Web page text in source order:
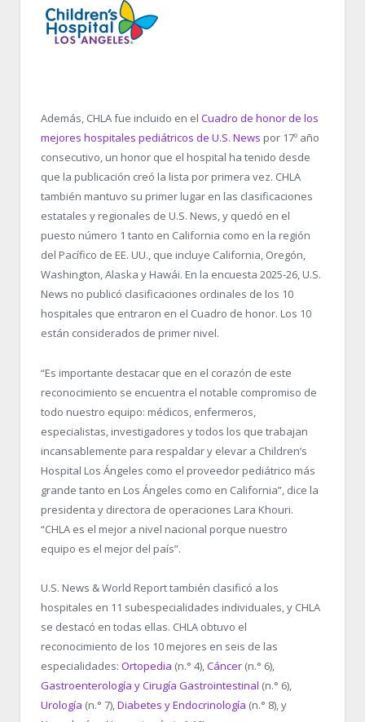
Además, CHLA fue incluido en el Cuadro de honor de los
mejores hospitales pediátricos de U.S. News por 17º año
consecutivo, un honor que el hospital ha tenido desde
que la publicación creó la lista por primera vez. CHLA
también mantuvo su primer lugar en las clasificaciones
estatales y regionales de U.S. News, y quedó en el
puesto número 1 tanto en California como en la región
del Pacífico de EE. UU., que incluye California, Oregón,
Washington, Alaska y Hawái. En la encuesta 2025-26, U.S.
News no publicó clasificaciones ordinales de los 10
hospitales que entraron en el Cuadro de honor. Los 10
están considerados de primer nivel.
“Es importante destacar que en el corazón de este
reconocimiento se encuentra el notable compromiso de
todo nuestro equipo: médicos, enfermeros,
especialistas, investigadores y todos los que trabajan
incansablemente para respaldar y elevar a Children’s
Hospital Los Ángeles como el proveedor pediátrico más
grande tanto en Los Ángeles como en California”, dice la
presidenta y directora de operaciones Lara Khouri.
“CHLA es el mejor a nivel nacional porque nuestro
equipo es el mejor del país”.
U.S. News & World Report también clasificó a los
hospitales en 11 subespecialidades individuales, y CHLA
se destacó en todas ellas. CHLA obtuvo el
reconocimiento de los 10 mejores en seis de las
especialidades: Ortopedia (n.° 4),Cáncer (n.° 6),
Gastroenterología y Cirugía Gastrointestinal (n.° 6),
Urología (n.° 7),Diabetes y Endocrinología (n.° 8), y